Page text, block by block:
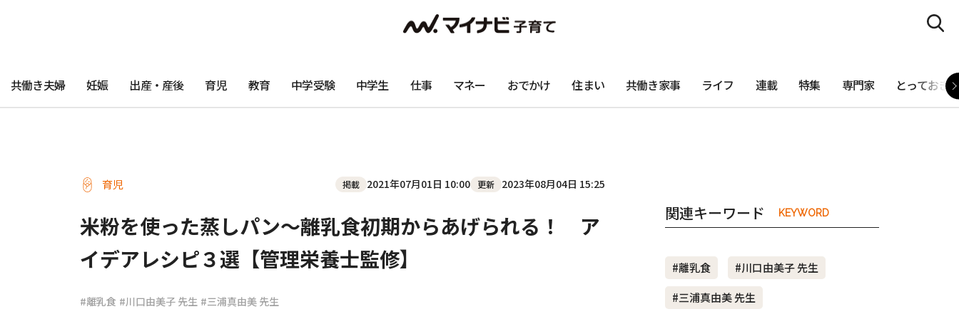
共働き夫婦 妊娠 出産・産後 育児 教育 中学受験 中学生 仕事 マネー おでかけ 住まい 共働き家事 ライフ 連載 特集 専門家 とっておき
育児 掲載 2021年07月01日 10:00 更新 2023年08月04日 15:25
米粉を使った蒸しパン～離乳食初期からあげられる！ ア
イデアレシピ３選【管理栄養士監修】
#離乳食 #川口由美子 先生 #三浦真由美 先生
関連キーワード KEYWORD
#離乳食
#川口由美子 先生
#三浦真由美 先生